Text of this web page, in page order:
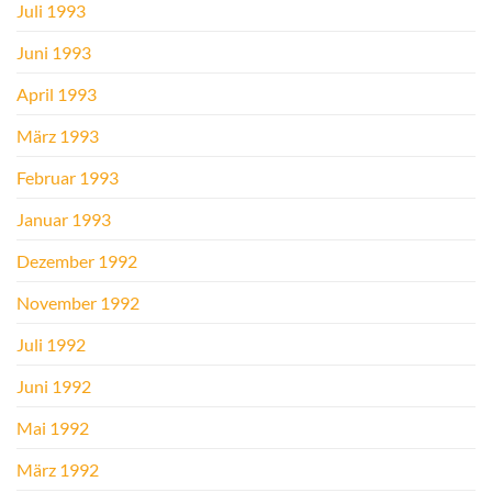
Juli 1993
Juni 1993
April 1993
März 1993
Februar 1993
Januar 1993
Dezember 1992
November 1992
Juli 1992
Juni 1992
Mai 1992
März 1992